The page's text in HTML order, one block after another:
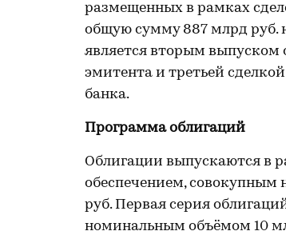
размещенных в рамках
общую сумму 887 млрд руб.
является вторым
эмитента и третьей
банка.
Программа облигаций
Облигации выпускаются в
обеспечением,
руб. Первая серия
номинальным объёмом 10